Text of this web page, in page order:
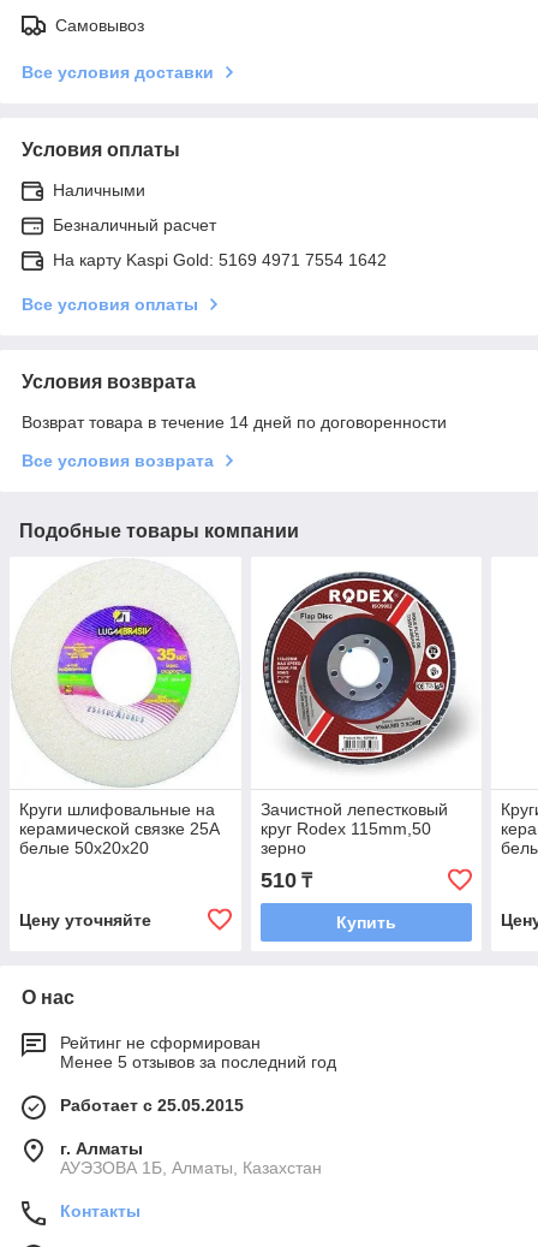
Самовывоз
Все условия доставки
Условия оплаты
Наличными
Безналичный расчет
На карту Kaspi Gold: 5169 4971 7554 1642
Все условия оплаты
Условия возврата
Возврат товара в течение 14 дней по договоренности
Все условия возврата
Подобные товары компании
Круги шлифовальные на
керамической связке 25А
белые 50х20х20
Цену уточняйте
Зачистной лепестковый
круг Rodex 115mm,50
зерно
510₸
Купить
О нас
Рейтинг не сформирован
Менее 5 отзывов за последний год
Работает с 25.05.2015
г. Алматы
АУЭЗОВА 1Б, Алматы, Казахстан
Контакты